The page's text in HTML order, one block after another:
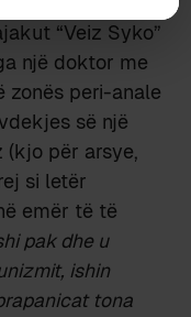
“Veiz Syko”
një doktor me
zonës peri-anale
së një
(kjo për arsye,
si letër
emër të të
pak dhe u
ishin
tona